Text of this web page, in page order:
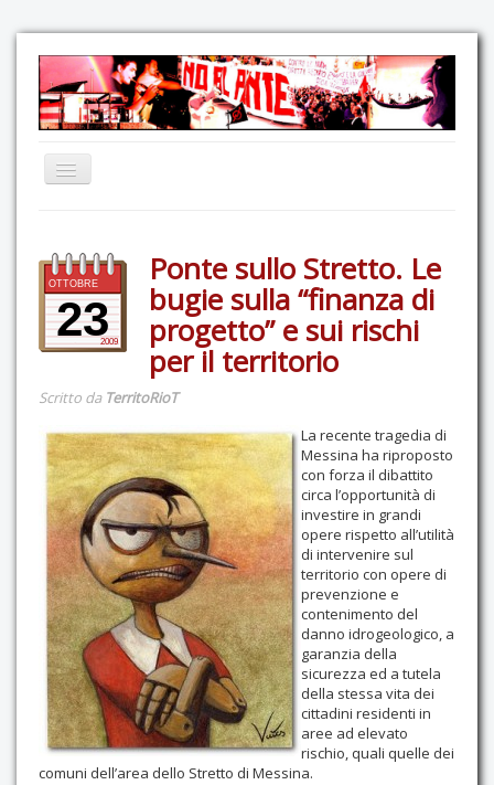
Comunicazione
Eventi
GAS Felce & Mirtillo
Mediateca
Autoproduzioni
Contatti
OTTOBRE
232009
Ponte sullo Stretto. Le
bugie sulla “finanza di
progetto” e sui rischi
per il territorio
Scritto da TerritoRioT
La recente tragedia di
Messina ha riproposto
con forza il dibattito
circa l’opportunità di
investire in grandi
opere rispetto all’utilità
di intervenire sul
territorio con opere di
prevenzione e
contenimento del
danno idrogeologico, a
garanzia della
sicurezza ed a tutela
della stessa vita dei
cittadini residenti in
aree ad elevato
rischio, quali quelle dei
comuni dell’area dello Stretto di Messina.